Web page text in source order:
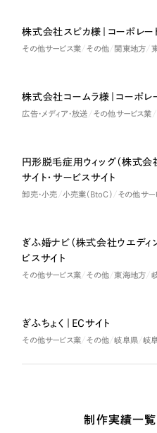
株式会社スピカ様｜コーポレー
その他サービス業 その他 関東地方
株式会社コームラ様｜コーポレ
広告・メディア・放送 その他サービス業
円形脱毛症用ウィッグ（株式会
サイト・サービスサイト
卸売・小売 小売業（BtoC） その他サー
ぎふ婚ナビ（株式会社ウエディ
ビスサイト
その他サービス業 その他 東海地方
ぎふちょく｜ECサイト
その他サービス業 その他 岐阜県 岐
制作実績一